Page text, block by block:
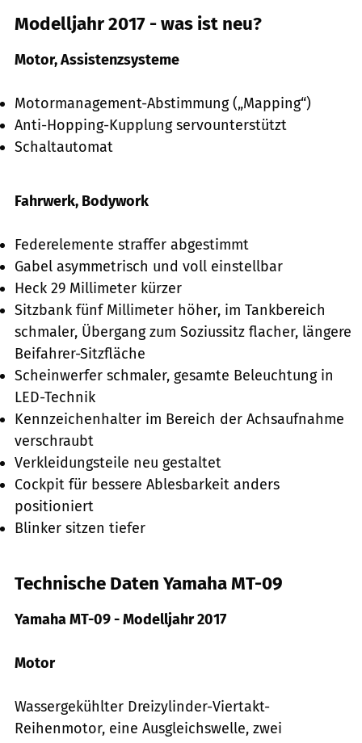
Modelljahr 2017 - was ist neu?
Motor, Assistenzsysteme
Motormanagement-Abstimmung („Mapping“)
Anti-Hopping-Kupplung servounterstützt
Schaltautomat
Fahrwerk, Bodywork
Federelemente straffer abgestimmt
Gabel asymmetrisch und voll einstellbar
Heck 29 Millimeter kürzer
Sitzbank fünf Millimeter höher, im Tankbereich
schmaler, Übergang zum Soziussitz flacher, längere
Beifahrer-Sitzfläche
Scheinwerfer schmaler, gesamte Beleuchtung in
LED-Technik
Kennzeichenhalter im Bereich der Achsaufnahme
verschraubt
Verkleidungsteile neu gestaltet
Cockpit für bessere Ablesbarkeit anders
positioniert
Blinker sitzen tiefer
Technische Daten Yamaha MT-09
Yamaha MT-09 - Modelljahr 2017
Motor
Wassergekühlter Dreizylinder-Viertakt-
Reihenmotor, eine Ausgleichswelle, zwei